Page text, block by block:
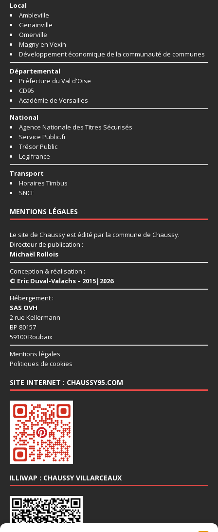
Local
Ambleville
Genainville
Omerville
Magny en Vexin
Développement économique de la communauté de communes
Départemental
Préfecture du Val d'Oise
CD95
Académie de Versailles
National
Agence Nationale des Titres Sécurisés
Service Public.fr
Trésor Public
Legifrance
Transport
Horaires Timbus
SNCF
MENTIONS LÉGALES
Le site de Chaussy est édité par la commune de Chaussy.
Directeur de publication :
Michaël Rollois
Conception & réalisation :
© Eric Duval-Valachs – 2015|2026
Hébergement :
SAS OVH
2 rue Kellermann
BP 80157
59100 Roubaix
Mentions légales
Politiques de cookies
SITE INTERNET : CHAUSSY95.COM
ILLIWAP : CHAUSSY VILLARCEAUX